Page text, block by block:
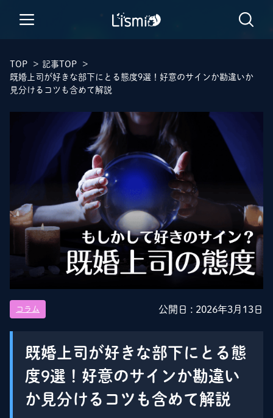
TOP > 記事TOP
>
既婚上司が好きな部下にとる態度9選！好意のサインか勘違いか
見分けるコツも含めて解説
コラム 公開日 : 2026年3月13日
既婚上司が好きな部下にとる態
度9選！好意のサインか勘違い
か見分けるコツも含めて解説